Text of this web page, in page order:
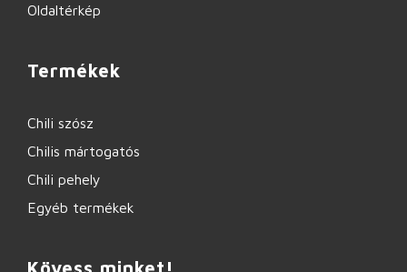
Oldaltérkép
Termékek
Chili szósz
Chilis mártogatós
Chili pehely
Egyéb termékek
Kövess minket!